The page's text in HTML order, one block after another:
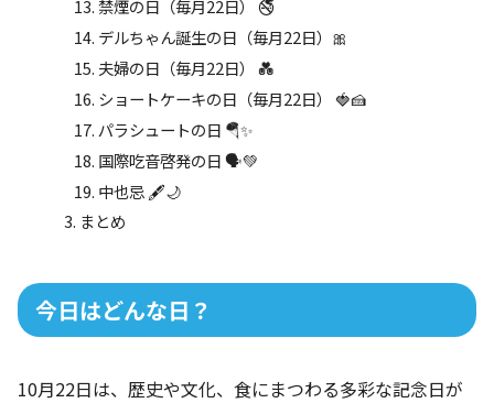
禁煙の日（毎月22日） 🚭
デルちゃん誕生の日（毎月22日）🎀
夫婦の日（毎月22日） 💑
ショートケーキの日（毎月22日） 🍓🍰
パラシュートの日 🪂✨
国際吃音啓発の日 🗣️💚
中也忌 🖋🌙
まとめ
今日はどんな日？
10月22日は、歴史や文化、食にまつわる多彩な記念日が